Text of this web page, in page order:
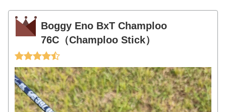
Boggy Eno BxT Champloo
76C（Champloo Stick）